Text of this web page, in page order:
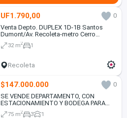
UF1.790,00
0
Venta Depto. DUPLEX 1D-1B Santos
Dumont/Av. Recoleta-metro Cerro
Blanco(c/bodega)
32 m2 1
Recoleta
$147.000.000
0
SE VENDE DEPARTAMENTO, CON
ESTACIONAMIENTO Y BODEGA PARA
HABITAR O INVERTIR
75 m2 3 1